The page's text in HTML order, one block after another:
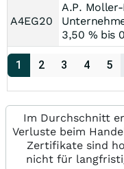
A4EG20
A.P.
3,50 % bis
1 2 3 4 5
Im Durchschnitt
Verluste beim
Zertifikate sind
nicht für